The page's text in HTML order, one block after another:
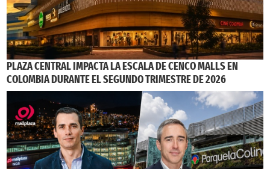
PLAZA CENTRAL IMPACTA LA ESCALA DE CENCO MALLS EN
COLOMBIA DURANTE EL SEGUNDO TRIMESTRE DE 2026